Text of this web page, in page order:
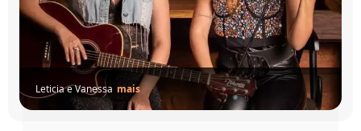
Leticia e Vanessa mais